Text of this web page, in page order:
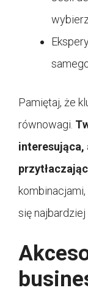
Pamiętaj, że
równowagi.
interesująca,
się